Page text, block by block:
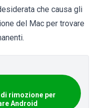
che causa gli
del Mac per trovare
rimozione per
Android